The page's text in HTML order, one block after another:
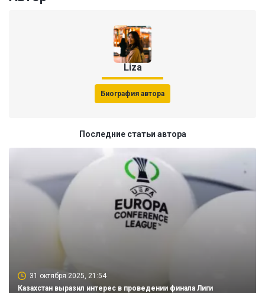
Liza
Биография автора
Последние статьи автора
31 октября 2025, 21:54
Казахстан выразил интерес в проведении финала Лиги